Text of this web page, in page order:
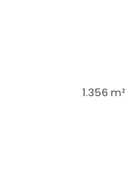
1.356 m²